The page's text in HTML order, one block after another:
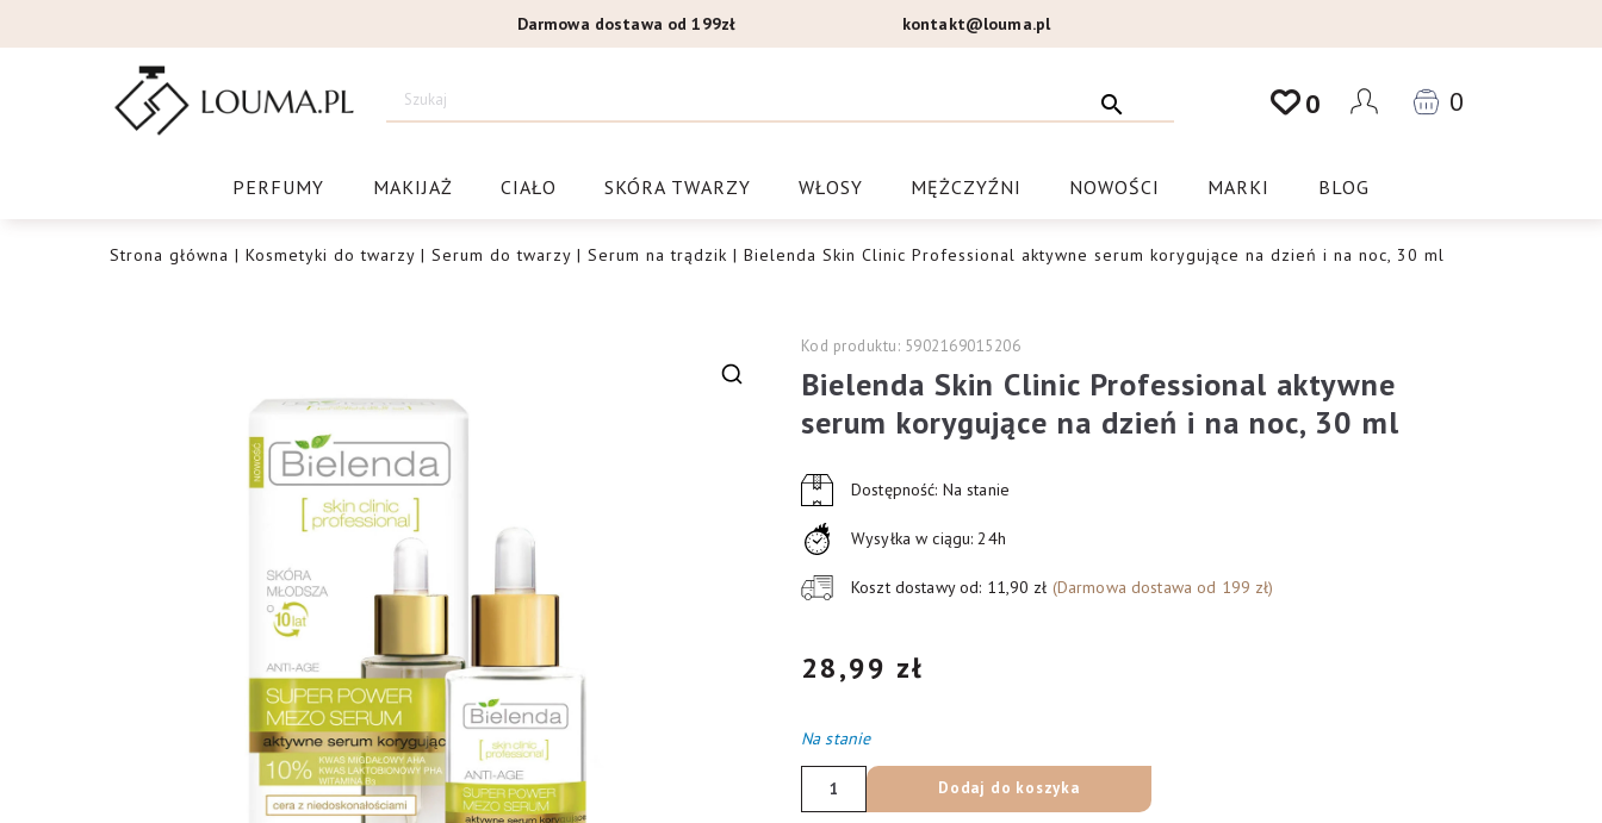
do
Darmowa dostawa od 199zł kontakt@louma.pl
Drogeria Louma.pl 0 0
PERFUMY MAKIJAŻ CIAŁO SKÓRA TWARZY WŁOSY MĘŻCZYŹNI NOWOŚCI MARKI BLOG
Strona główna | Kosmetyki do twarzy | Serum do twarzy | Serum na trądzik | Bielenda Skin Clinic Professional aktywne serum korygujące na dzień i na noc, 30 ml
Kod produktu: 5902169015206
Bielenda Skin Clinic Professional aktywne
serum korygujące na dzień i na noc, 30 ml
Dostępność: Na stanie
Wysyłka w ciągu: 24h
Koszt dostawy od: 11,90 zł (Darmowa dostawa od 199 zł)
28,99 zł
Na stanie
ilość
Bielenda
Dodaj do koszyka